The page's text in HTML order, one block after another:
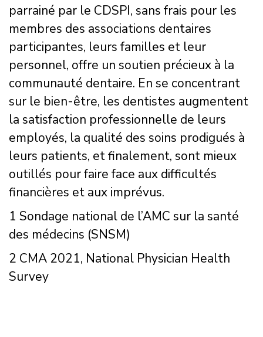
parrainé par le CDSPI, sans frais pour les
membres des associations dentaires
participantes, leurs familles et leur
personnel, offre un soutien précieux à la
communauté dentaire. En se concentrant
sur le bien-être, les dentistes augmentent
la satisfaction professionnelle de leurs
employés, la qualité des soins prodigués à
leurs patients, et finalement, sont mieux
outillés pour faire face aux difficultés
financières et aux imprévus.
1 Sondage national de l’AMC sur la santé
des médecins (SNSM)
2 CMA 2021, National Physician Health
Survey